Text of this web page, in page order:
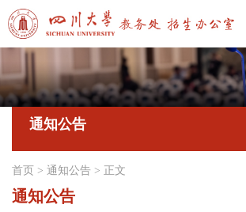
通知公告
首页 > 通知公告 > 正文
通知公告